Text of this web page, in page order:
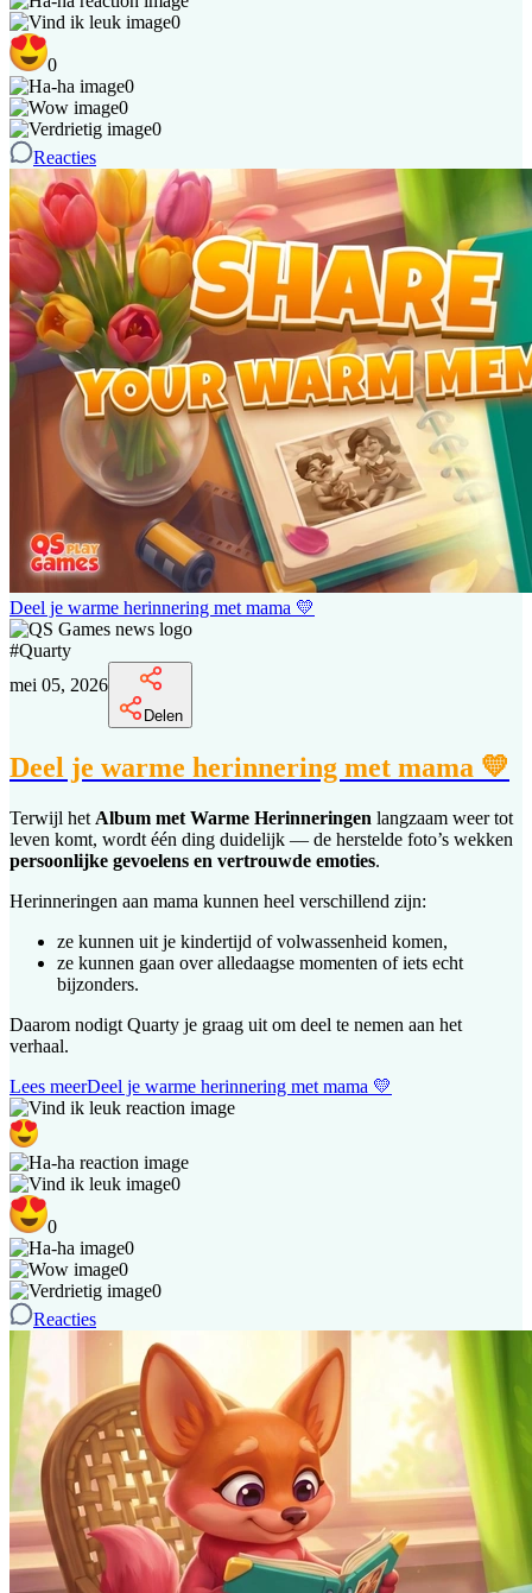
0
0
0
0
0
Reacties
Deel je warme herinnering met mama 💛
#Quarty
mei 05, 2026
Delen
Deel je warme herinnering met mama 💛
Terwijl het Album met Warme Herinneringen langzaam weer tot
leven komt, wordt één ding duidelijk — de herstelde foto’s wekken
persoonlijke gevoelens en vertrouwde emoties.
Herinneringen aan mama kunnen heel verschillend zijn:
ze kunnen uit je kindertijd of volwassenheid komen,
ze kunnen gaan over alledaagse momenten of iets echt
bijzonders.
Daarom nodigt Quarty je graag uit om deel te nemen aan het
verhaal.
Lees meerDeel je warme herinnering met mama 💛
0
0
0
0
0
Reacties